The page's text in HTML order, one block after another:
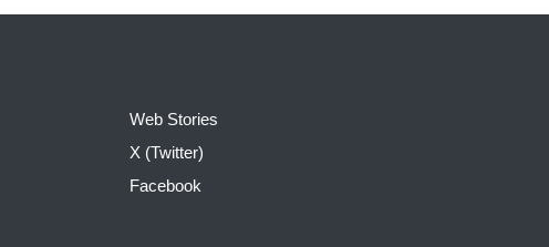
Web Stories
X (Twitter)
Facebook